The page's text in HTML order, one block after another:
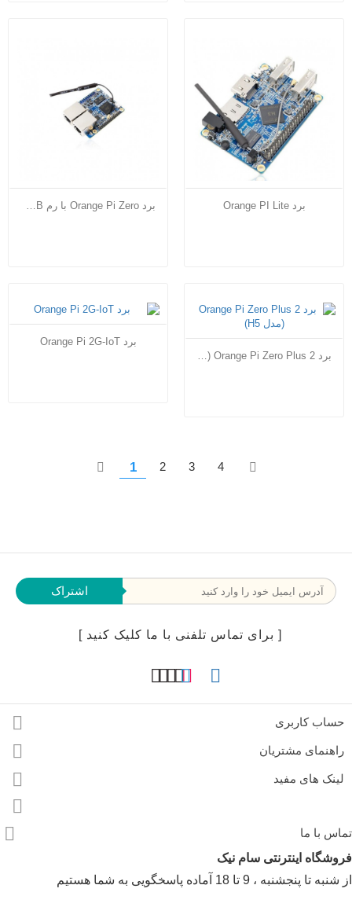
برد Orange PI Lite برد Orange Pi Zero با رم 256MB
برد Orange Pi Zero Plus 2 (مدل H5)
برد Orange Pi 2G-IoT
1 2 3 4
اشتراک
[ برای تماس تلفنی با ما کلیک کنید ]
حساب کاربری
راهنمای مشتریان
لینک های مفید
تماس با ما
فروشگاه اینترنتی سام نیک
از شنبه تا پنجشنبه ، 9 تا 18 آماده پاسخگویی به شما هستیم